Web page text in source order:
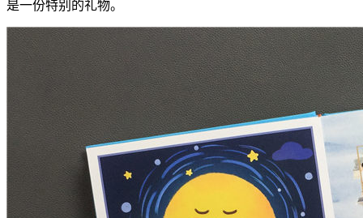
是一份特别的礼物。